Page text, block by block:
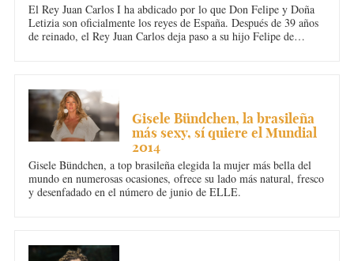
El Rey Juan Carlos I ha abdicado por lo que Don Felipe y Doña
Letizia son oficialmente los reyes de España. Después de 39 años
de reinado, el Rey Juan Carlos deja paso a su hijo Felipe de
Gisele Bündchen, la brasileña
más sexy, sí quiere el Mundial
2014
Gisele Bündchen, a top brasileña elegida la mujer más bella del
mundo en numerosas ocasiones, ofrece su lado más natural, fresco
y desenfadado en el número de junio de ELLE.